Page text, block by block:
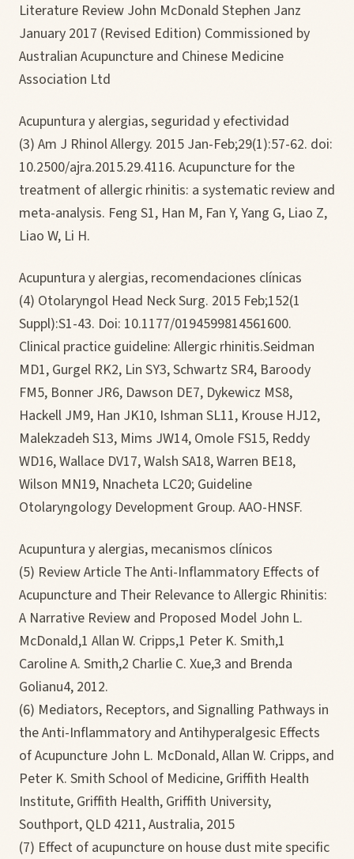
Literature Review John McDonald Stephen Janz
January 2017 (Revised Edition) Commissioned by
Australian Acupuncture and Chinese Medicine
Association Ltd
Acupuntura y alergias, seguridad y efectividad
(3) Am J Rhinol Allergy. 2015 Jan-Feb;29(1):57-62. doi:
10.2500/ajra.2015.29.4116. Acupuncture for the
treatment of allergic rhinitis: a systematic review and
meta-analysis. Feng S1, Han M, Fan Y, Yang G, Liao Z,
Liao W, Li H.
Acupuntura y alergias, recomendaciones clínicas
(4) Otolaryngol Head Neck Surg. 2015 Feb;152(1
Suppl):S1-43. Doi: 10.1177/0194599814561600.
Clinical practice guideline: Allergic rhinitis.Seidman
MD1, Gurgel RK2, Lin SY3, Schwartz SR4, Baroody
FM5, Bonner JR6, Dawson DE7, Dykewicz MS8,
Hackell JM9, Han JK10, Ishman SL11, Krouse HJ12,
Malekzadeh S13, Mims JW14, Omole FS15, Reddy
WD16, Wallace DV17, Walsh SA18, Warren BE18,
Wilson MN19, Nnacheta LC20; Guideline
Otolaryngology Development Group. AAO-HNSF.
Acupuntura y alergias, mecanismos clínicos
(5) Review Article The Anti-Inflammatory Effects of
Acupuncture and Their Relevance to Allergic Rhinitis:
A Narrative Review and Proposed Model John L.
McDonald,1 Allan W. Cripps,1 Peter K. Smith,1
Caroline A. Smith,2 Charlie C. Xue,3 and Brenda
Golianu4, 2012.
(6) Mediators, Receptors, and Signalling Pathways in
the Anti-Inflammatory and Antihyperalgesic Effects
of Acupuncture John L. McDonald, Allan W. Cripps, and
Peter K. Smith School of Medicine, Griffith Health
Institute, Griffith Health, Griffith University,
Southport, QLD 4211, Australia, 2015
(7) Effect of acupuncture on house dust mite specific